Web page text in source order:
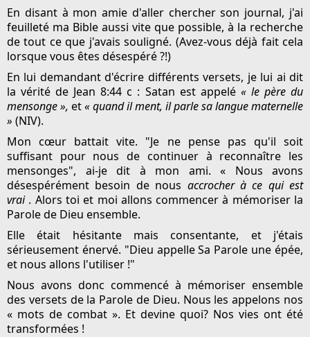
En disant à mon amie d'aller chercher son journal, j'ai
feuilleté ma Bible aussi vite que possible, à la recherche
de tout ce que j'avais souligné. (Avez-vous déjà fait cela
lorsque vous êtes désespéré ?!)
En lui demandant d'écrire différents versets, je lui ai dit
la vérité de Jean 8:44 c : Satan est appelé « le père du
mensonge », et« quand il ment, il parle sa langue maternelle
» (NIV).
Mon cœur battait vite. "Je ne pense pas qu'il soit
suffisant pour nous de continuer à reconnaître les
mensonges", ai-je dit à mon ami. « Nous avons
désespérément besoin de nous accrocher à ce qui est
vrai. Alors toi et moi allons commencer à mémoriser la
Parole de Dieu ensemble.
Elle était hésitante mais consentante, et j'étais
sérieusement énervé. "Dieu appelle Sa Parole une épée,
et nous allons l'utiliser !"
Nous avons donc commencé à mémoriser ensemble
des versets de la Parole de Dieu. Nous les appelons nos
« mots de combat ». Et devine quoi? Nos vies ont été
transformées !